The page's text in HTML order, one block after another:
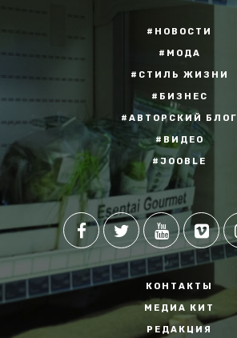
#НОВОСТИ
#МОДА
#СТИЛЬ ЖИЗНИ
#БИЗНЕС
#АВТОРСКИЙ БЛОГ
#ВИДЕО
#JOOBLE
КОНТАКТЫ
МЕДИА КИТ
РЕДАКЦИЯ